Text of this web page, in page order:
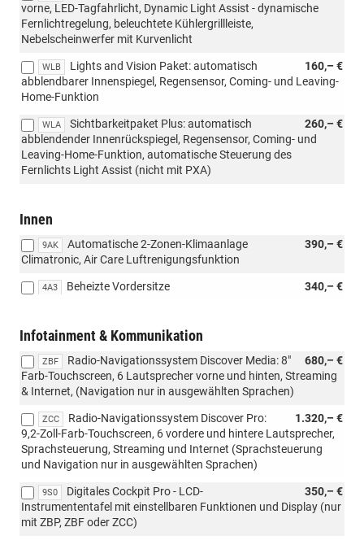
vorne, LED-Tagfahrlicht, Dynamic Light Assist - dynamische
Fernlichtregelung, beleuchtete Kühlergrillleiste,
Nebelscheinwerfer mit Kurvenlicht
WLB 160,– €
Lights and Vision Paket: automatisch
abblendbarer Innenspiegel, Regensensor, Coming- und Leaving-
Home-Funktion
WLA 260,– €
Sichtbarkeitpaket Plus: automatisch
abblendender Innenrückspiegel, Regensensor, Coming- und
Leaving-Home-Funktion, automatische Steuerung des
Fernlichts Light Assist (nicht mit PXA)
Innen
9AK 390,– €
Automatische 2-Zonen-Klimaanlage
Climatronic, Air Care Luftrenigungsfunktion
4A3 340,– €
Beheizte Vordersitze
Infotainment & Kommunikation
ZBF 680,– €
Radio-Navigationssystem Discover Media: 8"
Farb-Touchscreen, 6 Lautsprecher vorne und hinten, Streaming
& Internet, (Navigation nur in ausgewählten Sprachen)
ZCC 1.320,– €
Radio-Navigationssystem Discover Pro:
9,2-Zoll-Farb-Touchscreen, 6 vordere und hintere Lautsprecher,
Sprachsteuerung, Streaming und Internet (Sprachsteuerung
und Navigation nur in ausgewählten Sprachen)
9S0 350,– €
Digitales Cockpit Pro - LCD-
Instrumententafel mit einstellbaren Funktionen und Display (nur
mit ZBP, ZBF oder ZCC)